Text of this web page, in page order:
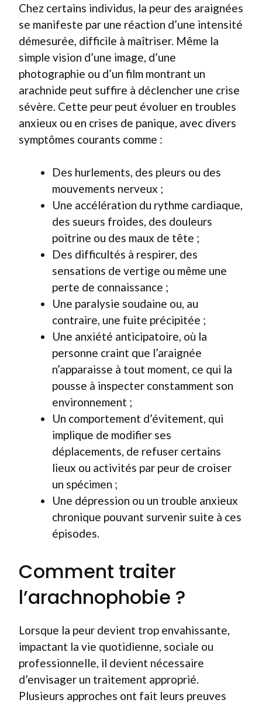
Chez certains individus, la peur des araignées
se manifeste par une réaction d’une intensité
démesurée, difficile à maîtriser. Même la
simple vision d’une image, d’une
photographie ou d’un film montrant un
arachnide peut suffire à déclencher une crise
sévère. Cette peur peut évoluer en troubles
anxieux ou en crises de panique, avec divers
symptômes courants comme :
Des hurlements, des pleurs ou des
mouvements nerveux ;
Une accélération du rythme cardiaque,
des sueurs froides, des douleurs
poitrine ou des maux de tête ;
Des difficultés à respirer, des
sensations de vertige ou même une
perte de connaissance ;
Une paralysie soudaine ou, au
contraire, une fuite précipitée ;
Une anxiété anticipatoire, où la
personne craint que l’araignée
n’apparaisse à tout moment, ce qui la
pousse à inspecter constamment son
environnement ;
Un comportement d’évitement, qui
implique de modifier ses
déplacements, de refuser certains
lieux ou activités par peur de croiser
un spécimen ;
Une dépression ou un trouble anxieux
chronique pouvant survenir suite à ces
épisodes.
Comment traiter
l’arachnophobie ?
Lorsque la peur devient trop envahissante,
impactant la vie quotidienne, sociale ou
professionnelle, il devient nécessaire
d’envisager un traitement approprié.
Plusieurs approches ont fait leurs preuves